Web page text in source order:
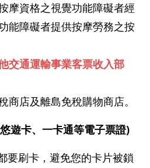
摩資格之視覺功能障礙者經
能障礙者提供按摩勞務之按
交通運輸事業客票收入部
商店及離島免稅購物商店。
遊卡、一卡通等電子票證)
要刷卡，避免您的卡片被鎖